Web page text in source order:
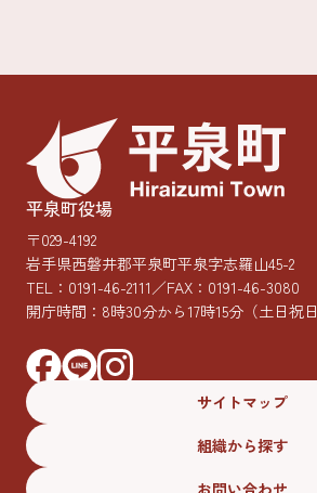
平泉町役場
〒029-4192
岩手県西磐井郡平泉町平泉字志羅山45-2
TEL： 0191-46-2111／FAX：0191-46-3080
開庁時間：8時30分から17時15分 （土日祝
サイトマップ
組織から探す
お問い合わせ